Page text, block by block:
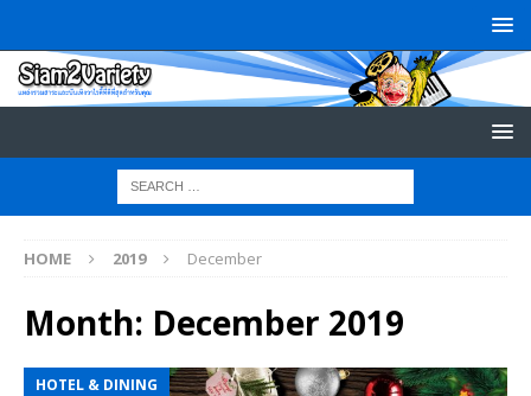
HOME 2019 December
Month: December 2019
HOTEL & DINING